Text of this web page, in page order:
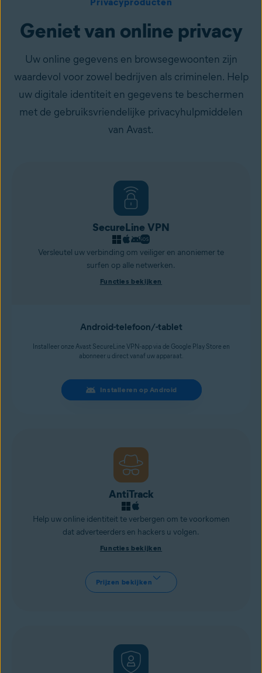
Geniet van online privacy
Uw online gegevens en browsegewoonten zijn
waardevol voor zowel bedrijven als criminelen. Help
uw digitale identiteit en gegevens te beschermen
met de gebruiksvriendelijke privacyhulpmiddelen
van Avast.
SecureLine VPN
Versleutel uw verbinding om veiliger en anoniemer te
surfen op alle netwerken.
Functies bekijken
Android-telefoon/-tablet
Installeer onze Avast SecureLine VPN-app via de Google Play Store en
abonneer u direct vanaf uw apparaat.
Installeren op Android
AntiTrack
Help uw online identiteit te verbergen om te voorkomen
dat adverteerders en hackers u volgen.
Functies bekijken
Prijzen bekijken